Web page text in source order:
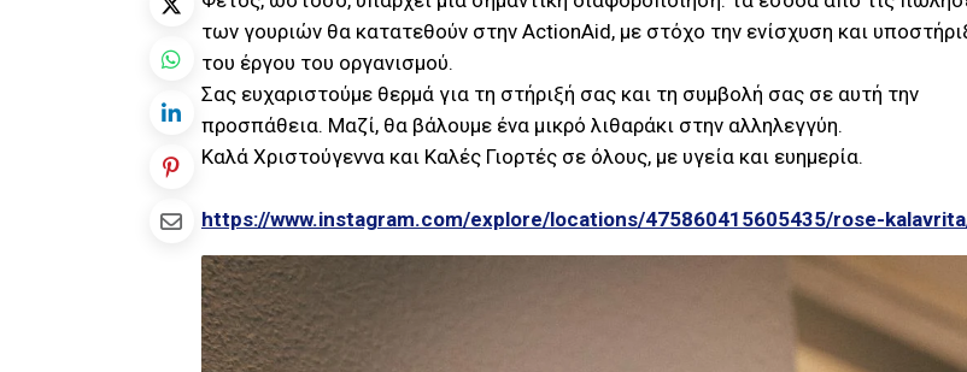
των γουριών θα κατατεθούν στην ActionAid, με στόχο την ενίσχυση και
του έργου του οργανισμού.
Σας ευχαριστούμε θερμά για τη στήριξή σας και τη συμβολή σας σε αυτή την
προσπάθεια. Μαζί, θα βάλουμε ένα μικρό λιθαράκι στην αλληλεγγύη.
Καλά Χριστούγεννα και Καλές Γιορτές σε όλους, με υγεία και ευημερία.
https://www.instagram.com/explore/locations/475860415605435/rose-